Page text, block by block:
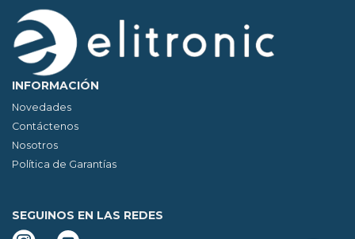
INFORMACIÓN
Novedades
Contáctenos
Nosotros
Política de Garantías
SEGUINOS EN LAS REDES